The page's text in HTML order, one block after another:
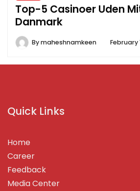
Top-5 Casinoer Uden
Danmark
Bymaheshnamkeen February
Quick Links
Home
Career
Feedback
Media Center